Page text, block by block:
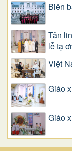
Biên
Tân
lễ tạ
Việt
Giáo
Giáo